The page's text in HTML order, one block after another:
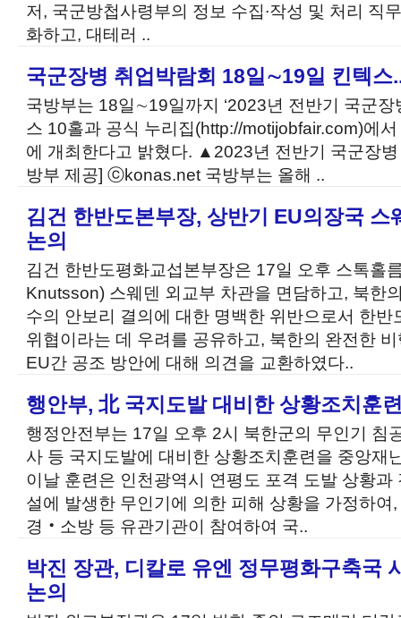
저, 국군방첩사령부의 정보 수집∙작성 및 처리 직
화하고, 대테러 ..
국군장병 취업박람회 18일∼19일 킨텍스
국방부는 18일∼19일까지 ‘2023년 전반기 국군장
스 10홀과 공식 누리집(http://motijobfair.com)에
에 개최한다고 밝혔다. ▲2023년 전반기 국군장
방부 제공] ⓒkonas.net 국방부는 올해 ..
김건 한반도본부장, 상반기 EU의장국 스
논의
김건 한반도평화교섭본부장은 17일 오후 스톡홀
Knutsson) 스웨덴 외교부 차관을 면담하고, 북한
수의 안보리 결의에 대한 명백한 위반으로서 한반
위협이라는 데 우려를 공유하고, 북한의 완전한
EU간 공조 방안에 대해 의견을 교환하였다..
행안부, 北 국지도발 대비한 상황조치훈
행정안전부는 17일 오후 2시 북한군의 무인기 침
사 등 국지도발에 대비한 상황조치훈련을 중앙재
이날 훈련은 인천광역시 연평도 포격 도발 상황
설에 발생한 무인기에 의한 피해 상황을 가정하
경‧소방 등 유관기관이 참여하여 국..
박진 장관, 디칼로 유엔 정무평화구축국
논의